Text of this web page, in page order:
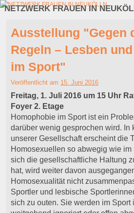
NETZWERK FRAUEN IN
Zum Inhalt wechseln
Zum sekundären Inhalt wechseln
Ausstellung "Gegen
Regeln – Lesben
im Sport"
Veröffentlicht am 15. Juni 2016
Freitag, 1. Juli 2016 um 15 Uhr
Foyer 2. Etage
Homophobie im Sport ist ein
darüber wenig gesprochen wird. In
unserer Gesellschaft erscheint die
Homosexuellen so abwegig wie im
sich die gesellschaftliche Haltung
hat, wird weiter davon
Homosexualität nicht
Sportler und lesbische
sich zu outen. Sie werden im Sport